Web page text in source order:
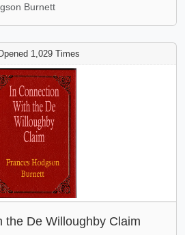
Burnett
1,029 Times
the De Willoughby Claim